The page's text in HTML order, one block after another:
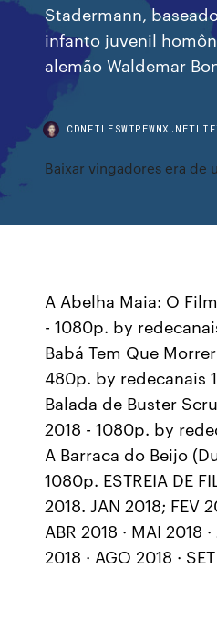
Stadermann,
infanto juvenil
alemão Waldemar
Baixar vingadores era de
A Abelha Maia: O
- 1080p. by
Babá Tem Que
480p. by redecanais
Balada de Buster
2018 - 1080p. by
A Barraca do Beijo
1080p. ESTREIA DE
2018. JAN 2018; FEV
ABR 2018 · MAI 2018
2018 · AGO 2018 ·